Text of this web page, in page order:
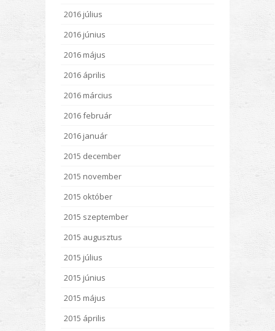
2016 július
2016 június
2016 május
2016 április
2016 március
2016 február
2016 január
2015 december
2015 november
2015 október
2015 szeptember
2015 augusztus
2015 július
2015 június
2015 május
2015 április